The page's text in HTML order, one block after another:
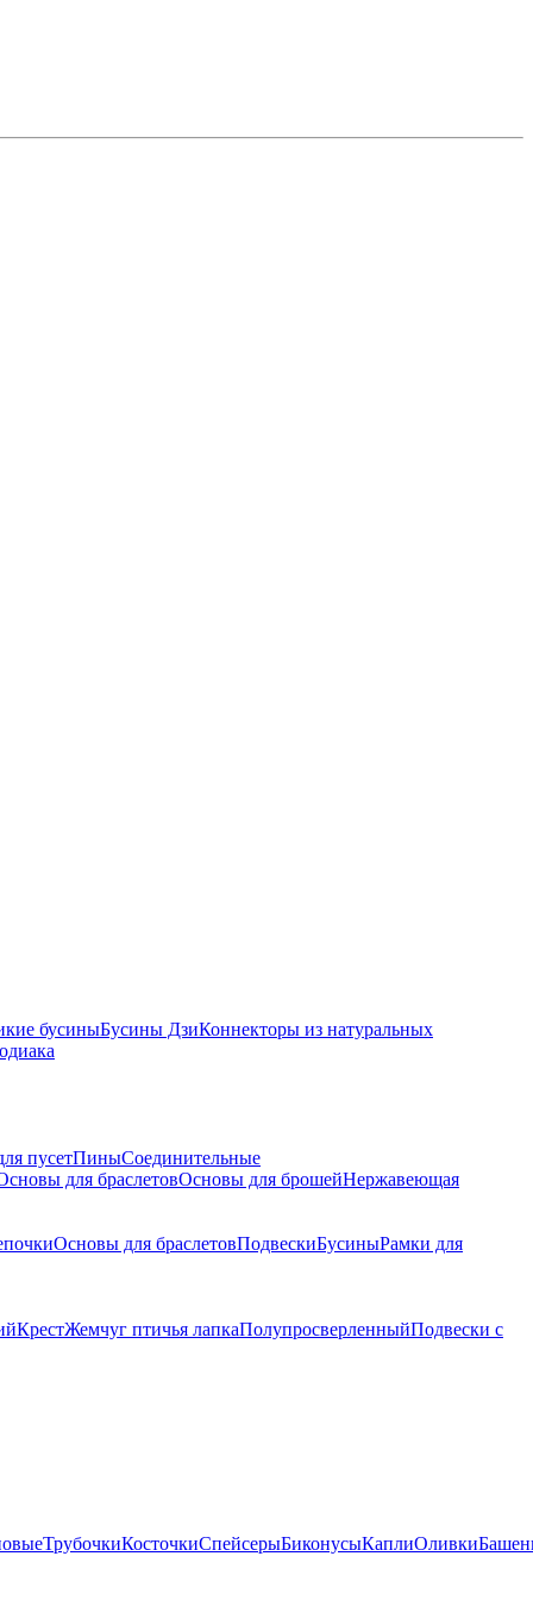
бусиныБусины ДзиКоннекторы из натуральных
пусетПиныСоединительные
для браслетовОсновы для брошейНержавеющая
Основы для браслетовПодвескиБусиныРамки для
КрестЖемчуг птичья лапкаПолупросверленныйПодвески с
ТрубочкиКосточкиСпейсерыБиконусыКаплиОливки